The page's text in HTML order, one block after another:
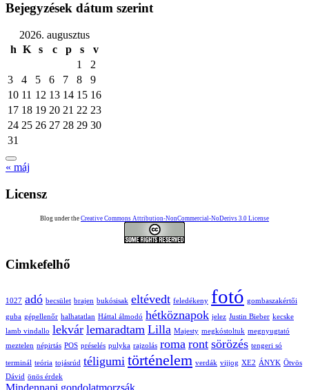
Bejegyzések dátum szerint
2026. augusztus
h K s c p s
v
1
2
3
4 5 6 7 8
9
10 11 12 13 14 15 16
17 18 19 20 21 22 23
24 25 26 27 28 29 30
31
« máj
Licensz
Blog under the Creative Commons Attribution-NonCommercial-NoDerivs 3.0 License
Cimkefelhő
1027 adó becsület brajen bukósisak eltévedt feledékeny fotó gombaszakértői
guba gépellenőr halhatatlan Háttal álmodó hétköznapok jelez Justin Bieber kecske
lamb vindallo lekvár lemaradtam Lilla Majesty megkóstoltuk megnyugtató
meztelen népirtás POS préselés pulyka rajzolás roma ront sörözés tengeri só
terminál teória tojásrúd téligumi történelem verdák vijjog XE2 ÁNYK Ötvös
Dávid önös érdek
Mindennapi gondolatmorzsák